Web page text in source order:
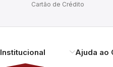
Cartão de Crédito
Institucional Ajuda ao